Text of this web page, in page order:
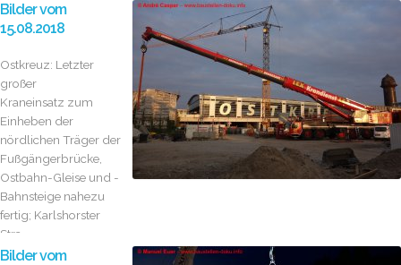
Bilder vom
15.08.2018
Ostkreuz: Letzter
großer
Kraneinsatz zum
Einheben der
nördlichen Träger der
Fußgängerbrücke,
Ostbahn-Gleise und -
Bahnsteige nahezu
fertig; Karlshorster
Stra...
Bilder vom